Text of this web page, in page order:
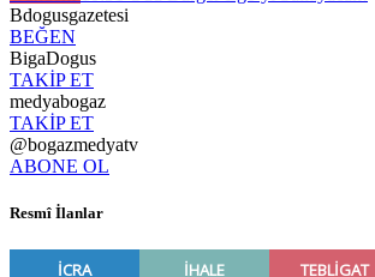
Bdogusgazetesi
BEĞEN
BigaDogus
TAKİP ET
medyabogaz
TAKİP ET
@bogazmedyatv
ABONE OL
Resmî İlanlar